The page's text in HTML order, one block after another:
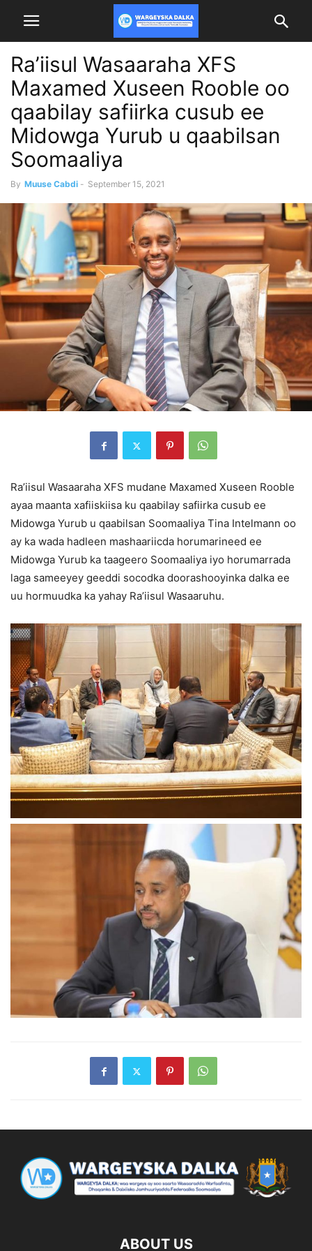
Ra’iisul Wasaaraha XFS
Maxamed Xuseen Rooble oo
qaabilay safiirka cusub ee
Midowga Yurub u qaabilsan
Soomaaliya
By Muuse Cabdi - September 15, 2021
Ra’iisul Wasaaraha XFS mudane Maxamed Xuseen Rooble
ayaa maanta xafiiskiisa ku qaabilay safiirka cusub ee
Midowga Yurub u qaabilsan Soomaaliya Tina Intelmann oo
ay ka wada hadleen mashaariicda horumarineed ee
Midowga Yurub ka taageero Soomaaliya iyo horumarrada
laga sameeyey geeddi socodka doorashooyinka dalka ee
uu hormuudka ka yahay Ra’iisul Wasaaruhu.
ABOUT US